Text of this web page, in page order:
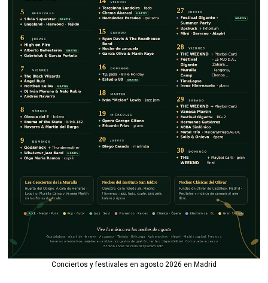
Conciertos y festivales en agosto 2026 en Madrid